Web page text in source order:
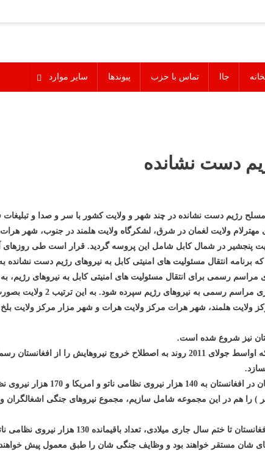
جاا تماس با حزب پیوندها سایر موارد
دست نشانده
مسلح رژیم دست نشانده در چند شهر و ولایت کشور با سر و صدا و تبلیغات
های امنیتی شهرهای مهترلام ولایت لغمان در شرق، لشکرگاه ولایت هلمند در جنوب،
پنجشیر در شمال کابل شامل این پروسه گردید. قرار است طی روزهای
برنامه انتقال مسئولیت های امنیتی کابل به نیروهای رژیم دست نشانده به
رسمی برای انتقال مسئولیت های امنیتی کابل به نیروهای رژیم، به
مراسم رسمی به نیروهای رژیم سپرده شود. به این ترتیب 2 ولایت
ولایت هلمند، شهر هرات مرکز ولایت هرات و شهر مزار مرکز ولایت
نیز شروع شده است.
بارک اوباما، رئیس جمهور ایالات متحده امریکا، طی سخنرانی 22 جون 2011 خویش از پنتاگون، اعلام نموده بود که اواسط جولای 2011 روند به اصطلاح خروج
حدود 20 روز پس از سخنرانی بارک اوباما، پنتاگون به رسانه های خبری جهان اطلاع داد
میرسد. چنانچه مجموع نیروهای پولیس، ملیشه های اربکی و استخبارات رژیم پوشالی ( تقریبا 130000 نفر ) را هم در این مجموعه شامل سازیم، مجموع
بعد از اجرای اولین نوبت از انتقال مسئولیت های امنیتی به نیروهای داخلی و خروج 10 هزار سرباز امریکائی از افغانستان